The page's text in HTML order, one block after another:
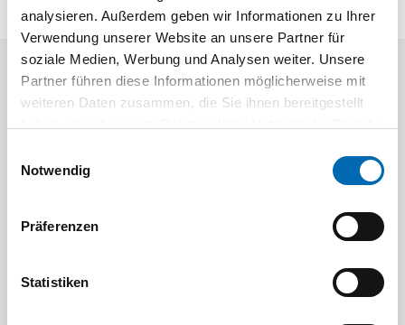
analysieren. Außerdem geben wir Informationen zu Ihrer
Verwendung unserer Website an unsere Partner für
soziale Medien, Werbung und Analysen weiter. Unsere
Partner führen diese Informationen möglicherweise mit
weiteren Daten zusammen, die Sie ihnen bereitgestellt
Notwendig
Präferenzen
Statistiken
Aktuelle Angebote
SELFCLEAN Filtersack SC FIS-CT Bit-